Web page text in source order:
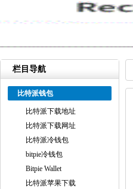
栏目导航
比特派钱包
比特派下载地址
比特派下载网址
比特派冷钱包
bitpie冷钱包
Bitpie Wallet
比特派苹果下载